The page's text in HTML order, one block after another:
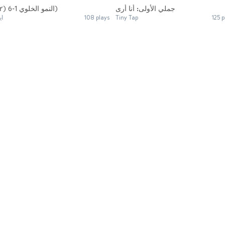
النمو الخلوي 1-6 (٢)
108 plays
جملي الأولى: أنا أرى
Tiny Tap 125